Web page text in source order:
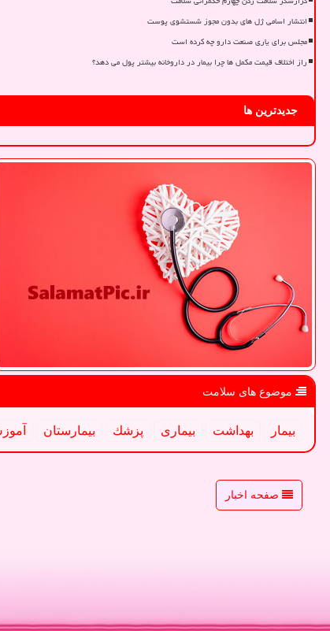
انتشار اسامی ژل های بدون مجوز شستشوی پوست
مجلس برای یاری صنعت دارو چه کرده است
راز اختلاف قیمت مکمل ها چرا بیمار در داروخانه بیشتر پول می دهد؟
جدیدترین ها
موضوع های سلامت
بیمار بهداشت بیماری پزشك بیمارستان
صفحه اخبار